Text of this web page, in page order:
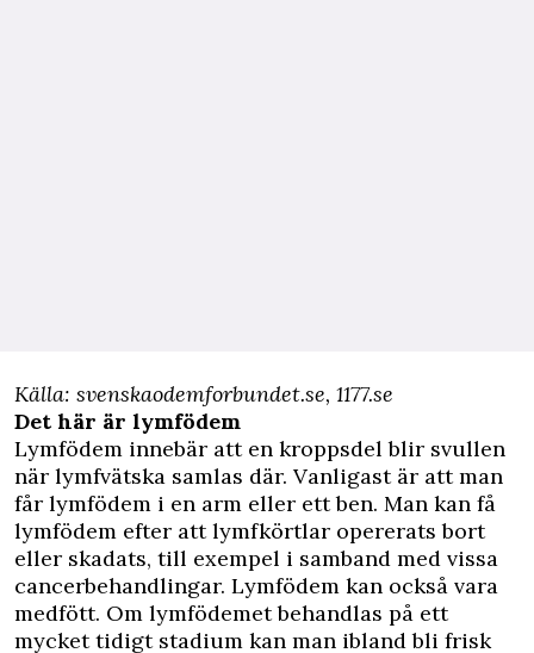
Källa: svenskaodemforbundet.se, 1177.se
Det här är lymfödem
Lymfödem innebär att en kroppsdel blir svullen
när lymfvätska samlas där. Vanligast är att man
får lymfödem i en arm eller ett ben. Man kan få
lymfödem efter att lymfkörtlar opererats bort
eller skadats, till exempel i samband med vissa
cancerbehandlingar. Lymfödem kan också vara
medfött. Om lymfödemet behandlas på ett
mycket tidigt stadium kan man ibland bli frisk